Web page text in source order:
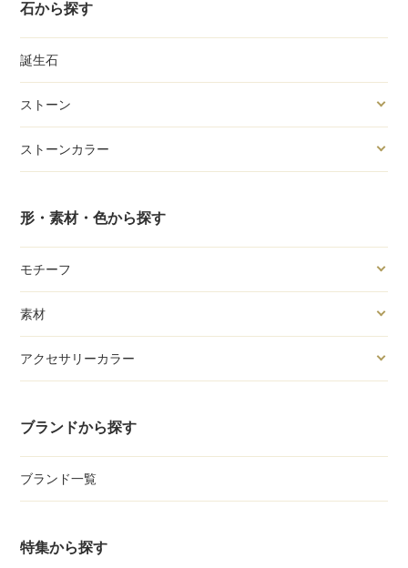
石から探す
誕生石
ストーン
ストーンカラー
形・素材・色から探す
モチーフ
素材
アクセサリーカラー
ブランドから探す
ブランド一覧
特集から探す